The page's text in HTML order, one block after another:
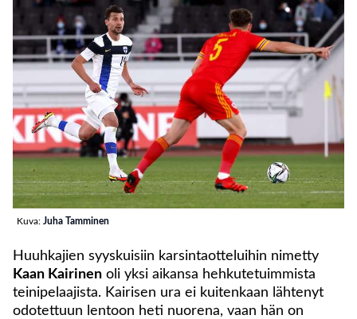
Kuva: Juha Tamminen
Huuhkajien syyskuisiin karsintaotteluihin nimetty
Kaan Kairinen oli yksi aikansa hehkutetuimmista
teinipelaajista. Kairisen ura ei kuitenkaan lähtenyt
odotettuun lentoon heti nuorena, vaan hän on